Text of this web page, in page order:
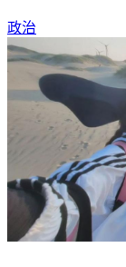
政治